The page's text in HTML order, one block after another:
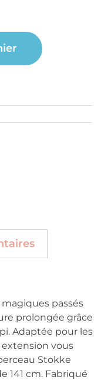
passés
prolongée grâce
Adaptée pour les
extension vous
Stokke
141 cm. Fabriqué